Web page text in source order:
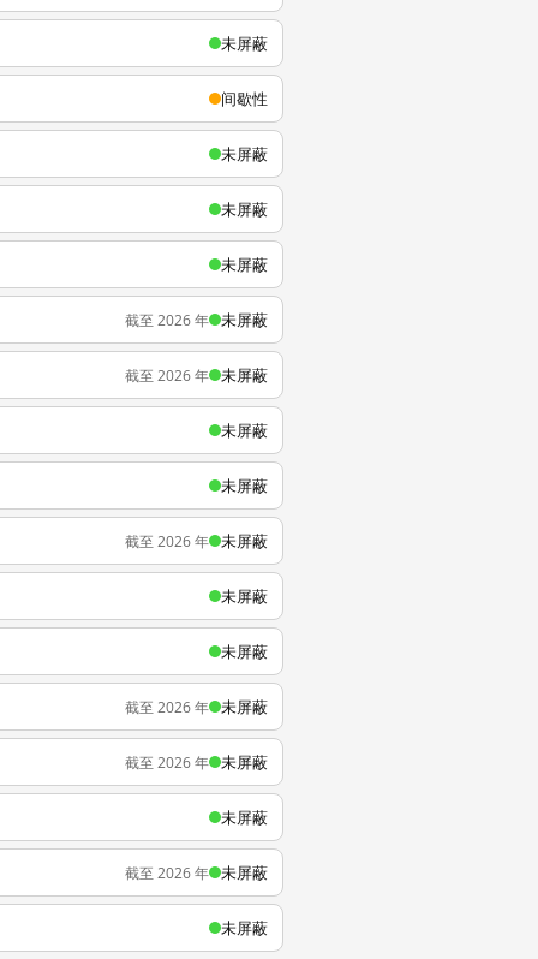
未屏蔽
间歇性
未屏蔽
未屏蔽
未屏蔽
截至 2026 年 未屏蔽
截至 2026 年 未屏蔽
未屏蔽
未屏蔽
截至 2026 年 未屏蔽
未屏蔽
未屏蔽
截至 2026 年 未屏蔽
截至 2026 年 未屏蔽
未屏蔽
截至 2026 年 未屏蔽
未屏蔽